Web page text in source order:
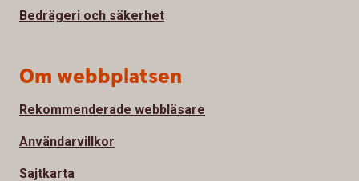
Bedrägeri och säkerhet
Om webbplatsen
Rekommenderade webbläsare
Användarvillkor
Sajtkarta